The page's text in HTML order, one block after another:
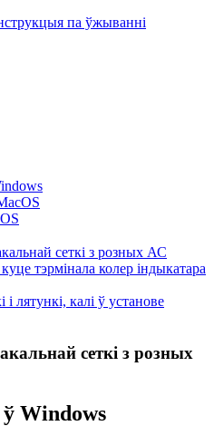
па ўжыванні
сеткі з розных АС
тэрмінала колер індыкатара
лятункі, калі ў установе
сеткі з розных
Windows